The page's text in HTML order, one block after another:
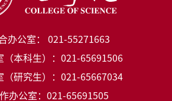
办公室： 021-55271663
（本科生）：021-65691506
（研究生）：021-65667034
办公室：021-65691505